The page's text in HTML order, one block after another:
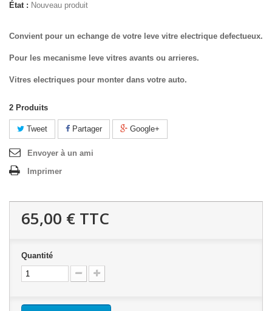
État : Nouveau produit
Convient pour un echange de votre leve vitre electrique defectueux.
Pour les mecanisme leve vitres avants ou arrieres.
Vitres electriques pour monter dans votre auto.
2 Produits
Tweet Partager Google+
Envoyer à un ami
Imprimer
65,00 € TTC
Quantité